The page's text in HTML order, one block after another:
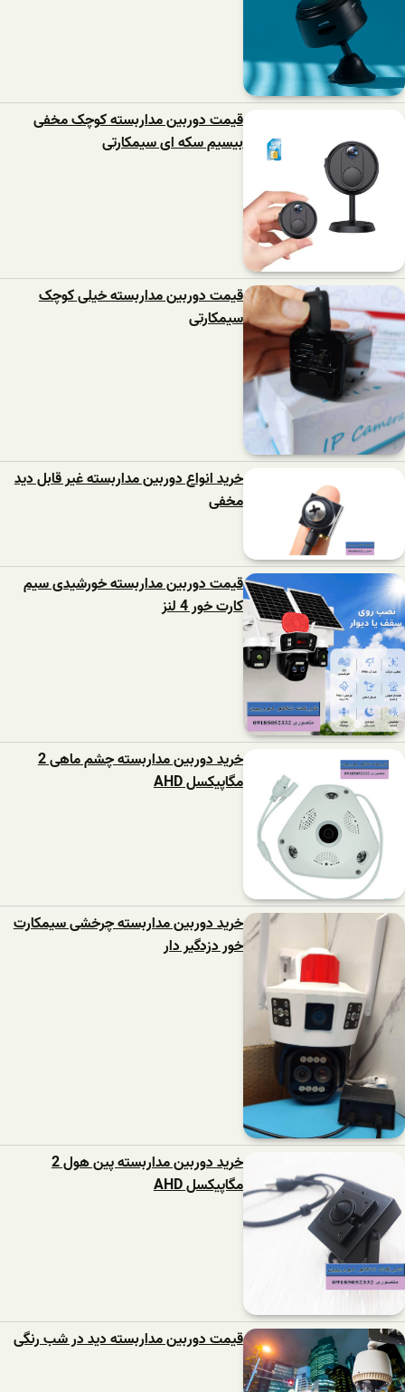
قیمت دوربین مداربسته کوچک مخفی
بیسیم سکه ای سیمکارتی
قیمت دوربین مداربسته خیلی کوچک
سیمکارتی
خرید انواع دوربین مداربسته غیر قابل دید
مخفی
قیمت دوربین مداربسته خورشیدی سیم
کارت خور 4 لنز
خرید دوربین مداربسته چشم ماهی 2
مگاپیکسل AHD
خرید دوربین مداربسته چرخشی سیمکارت
خور دزدگیر دار
خرید دوربین مداربسته پین هول 2
مگاپیکسل AHD
قیمت دوربین مداربسته دید در شب رنگی